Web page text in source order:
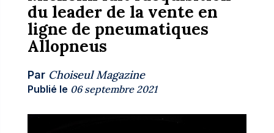
du leader de la vente en
ligne de pneumatiques
Allopneus
Par Choiseul Magazine
Publié le 06 septembre 2021